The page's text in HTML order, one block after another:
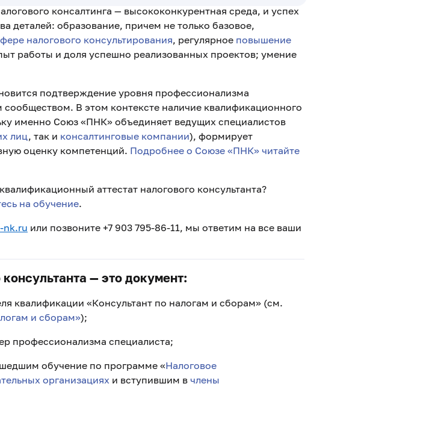
консалтинга — высококонкурентная среда, и успех
деталей: образование, причем не только базовое,
налогового консультирования, регулярное повышение
работы и доля успешно реализованных проектов; умение
подтверждение уровня профессионализма
В этом контексте наличие квалификационного
именно Союз «ПНК» объединяет ведущих специалистов
лиц, так и консалтинговые компании), формирует
оценку компетенций. Подробнее о Союзе «ПНК» читайте
аттестат налогового консультанта?
на обучение.
nk.ru или позвоните +7 903 795-86-11, мы ответим на все ваши
— это документ:
квалификации «Консультант по налогам и сборам» (см.
и сборам»);
профессионализма специалиста;
обучение по программе «Налоговое
организациях и вступившим в члены